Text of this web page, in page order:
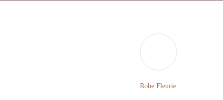
Robe Fleurie